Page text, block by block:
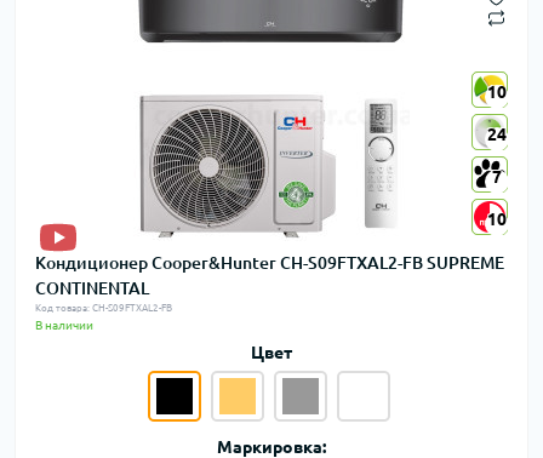
10
24
7
10
10
24
7
10
Кондиционер Cooper&Hunter CH-S09FTXAL2-FB SUPREME
CONTINENTAL
Код товара: CH-S09FTXAL2-FB
В наличии
Цвет
Маркировка: